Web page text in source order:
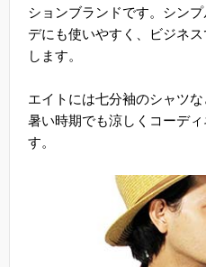
ションブランドです。シン
デにも使いやすく、ビジネ
します。
エイトには七分袖のシャツ
暑い時期でも涼しくコーデ
す。